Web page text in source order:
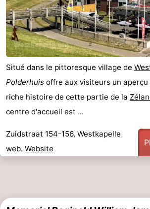
Situé dans le pittoresque village de
Polderhuis offre aux visiteurs un
riche histoire de cette partie de la
centre d'accueil est ...
Zuidstraat 154-156, Westkapelle
web. Website